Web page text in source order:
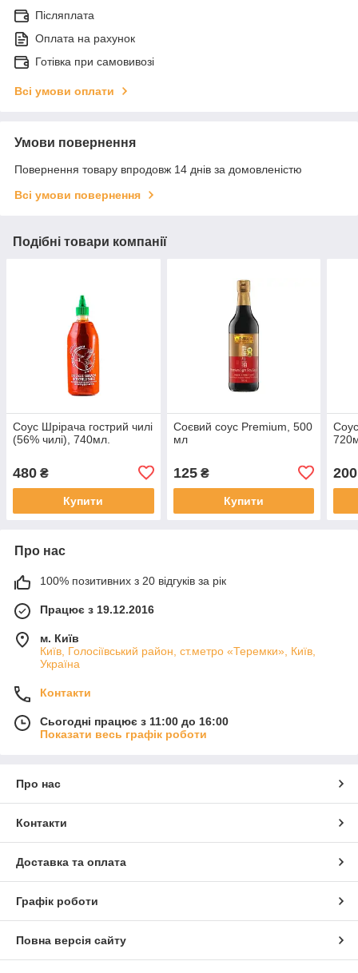
Післяплата
Оплата на рахунок
Готівка при самовивозі
Всі умови оплати
Умови повернення
Повернення товару впродовж 14 днів за домовленістю
Всі умови повернення
Подібні товари компанії
Соус Шрірача гострий чилі
(56% чилі), 740мл.
480 ₴
Купити
Соєвий соус Premium, 500
мл
125₴
Купити
200
Про нас
100% позитивних з 20 відгуків за рік
Працює з 19.12.2016
м. Київ
Київ, Голосіївський район, ст.метро «Теремки», Київ,
Україна
Контакти
Сьогодні працює з 11:00 до 16:00
Показати весь графік роботи
Про нас
Контакти
Доставка та оплата
Графік роботи
Повна версія сайту